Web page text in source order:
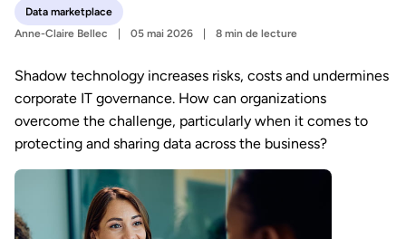
Data marketplace
Anne-Claire Bellec
05 mai 2026 8 min de lecture
Shadow technology increases risks, costs and undermines
corporate IT governance. How can organizations
overcome the challenge, particularly when it comes to
protecting and sharing data across the business?